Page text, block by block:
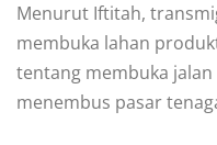
Menurut Iftitah,
membuka lahan
tentang membuka
menembus pasar